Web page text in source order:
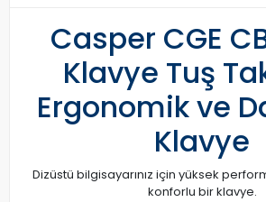
Casper CGE
Klavye Tuş
Ergonomik ve
Klavye
Dizüstü bilgisayarınız için yüksek
konforlu bir klavye.